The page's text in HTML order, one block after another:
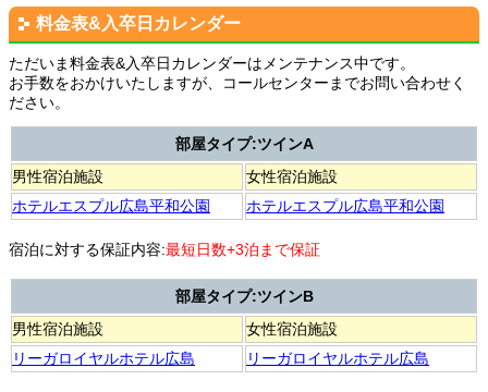
料金表&入卒日カレンダー
ただいま料金表&入卒日カレンダーはメンテナンス中です。
お手数をおかけいたしますが、コールセンターまでお問い合わせく
ださい。
部屋タイプ:ツインA
男性宿泊施設
女性宿泊施設
ホテルエスプル広島平和公園
ホテルエスプル広島平和公園
宿泊に対する保証内容:最短日数+3泊まで保証
部屋タイプ:ツインB
男性宿泊施設
女性宿泊施設
リーガロイヤルホテル広島
リーガロイヤルホテル広島